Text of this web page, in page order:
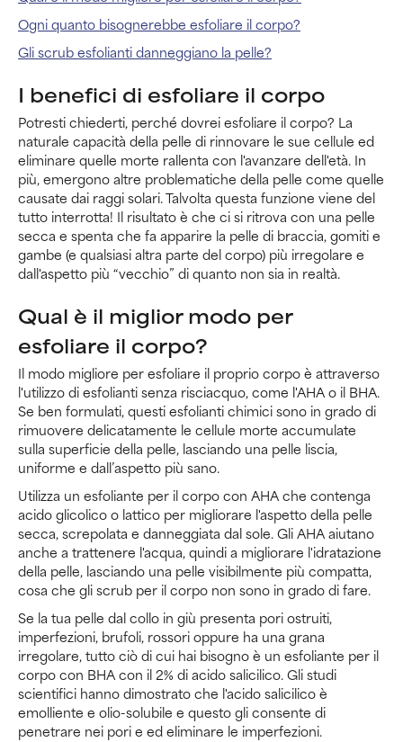
Ogni quanto bisognerebbe esfoliare il corpo?
Gli scrub esfolianti danneggiano la pelle?
I benefici di esfoliare il corpo
Potresti chiederti, perché dovrei esfoliare il corpo? La
naturale capacità della pelle di rinnovare le sue cellule ed
eliminare quelle morte rallenta con l'avanzare dell'età. In
più, emergono altre problematiche della pelle come quelle
causate dai raggi solari. Talvolta questa funzione viene del
tutto interrotta! Il risultato è che ci si ritrova con una pelle
secca e spenta che fa apparire la pelle di braccia, gomiti e
gambe (e qualsiasi altra parte del corpo) più irregolare e
dall'aspetto più “vecchio” di quanto non sia in realtà.
Qual è il miglior modo per
esfoliare il corpo?
Il modo migliore per esfoliare il proprio corpo è attraverso
l'utilizzo di esfolianti senza risciacquo, come l'AHA o il BHA.
Se ben formulati, questi esfolianti chimici sono in grado di
rimuovere delicatamente le cellule morte accumulate
sulla superficie della pelle, lasciando una pelle liscia,
uniforme e dall’aspetto più sano.
Utilizza un esfoliante per il corpo con AHA che contenga
acido glicolico o lattico per migliorare l'aspetto della pelle
secca, screpolata e danneggiata dal sole. Gli AHA aiutano
anche a trattenere l'acqua, quindi a migliorare l'idratazione
della pelle, lasciando una pelle visibilmente più compatta,
cosa che gli scrub per il corpo non sono in grado di fare.
Se la tua pelle dal collo in giù presenta pori ostruiti,
imperfezioni, brufoli, rossori oppure ha una grana
irregolare, tutto ciò di cui hai bisogno è un esfoliante per il
corpo con BHA con il 2% di acido salicilico. Gli studi
scientifici hanno dimostrato che l'acido salicilico è
emolliente e olio-solubile e questo gli consente di
penetrare nei pori e ed eliminare le imperfezioni.